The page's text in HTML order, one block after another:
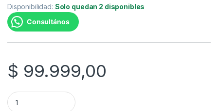
Disponibilidad: Solo quedan 2 disponibles
Consultános
$ 99.999,00
Auriculares con Parlante Telefunken BTH-900 quantity